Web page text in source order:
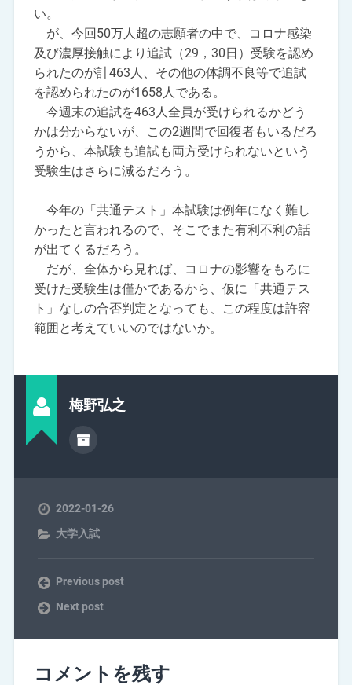
い。
が、今回50万人超の志願者の中で、コロナ感染
及び濃厚接触により追試（29，30日）受験を認め
られたのが計463人、その他の体調不良等で追試
を認められたのが1658人である。
今週末の追試を463人全員が受けられるかどう
かは分からないが、この2週間で回復者もいるだろ
うから、本試験も追試も両方受けられないという
受験生はさらに減るだろう。
今年の「共通テスト」本試験は例年になく難し
かったと言われるので、そこでまた有利不利の話
が出てくるだろう。
だが、全体から見れば、コロナの影響をもろに
受けた受験生は僅かであるから、仮に「共通テス
ト」なしの合否判定となっても、この程度は許容
範囲と考えていいのではないか。
梅野弘之
2022-01-26
大学入試
Previous post
Next post
コメントを残す